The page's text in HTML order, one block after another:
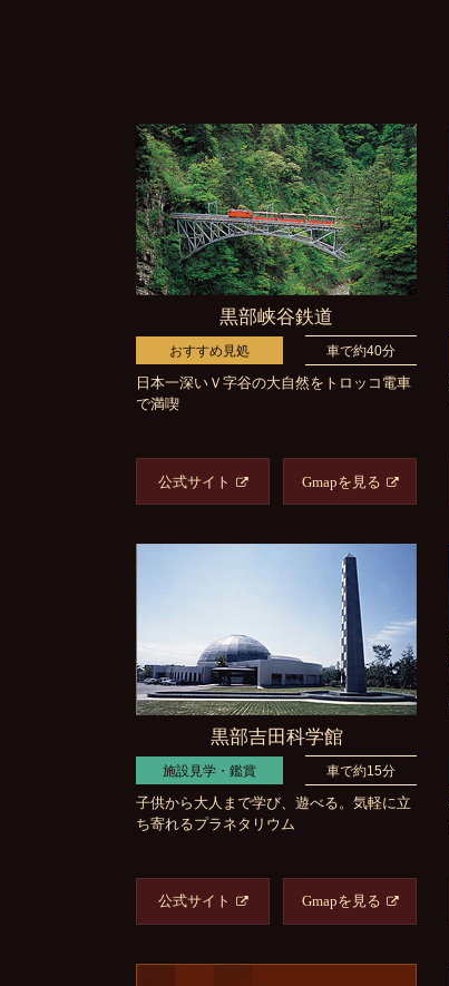
黒部峡谷鉄道
おすすめ見処 車で約40分
日本一深いＶ字谷の大自然をトロッコ電車
で満喫
公式サイト Gmapを見る
黒部吉田科学館
施設見学・鑑賞 車で約15分
子供から大人まで学び、遊べる。気軽に立
ち寄れるプラネタリウム
公式サイト Gmapを見る